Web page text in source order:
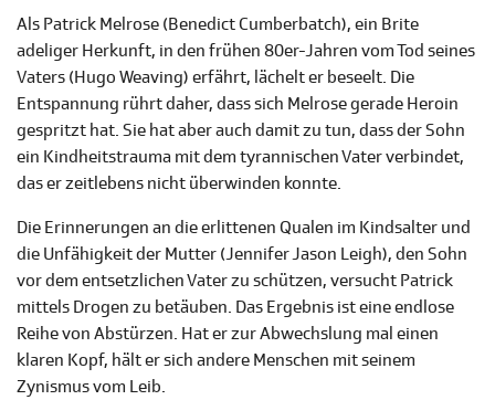
Als Patrick Melrose (Benedict Cumberbatch), ein Brite
adeliger Herkunft, in den frühen 80er-Jahren vom Tod seines
Vaters (Hugo Weaving) erfährt, lächelt er beseelt. Die
Entspannung rührt daher, dass sich Melrose gerade Heroin
gespritzt hat. Sie hat aber auch damit zu tun, dass der Sohn
ein Kindheitstrauma mit dem tyrannischen Vater verbindet,
das er zeitlebens nicht überwinden konnte.
Die Erinnerungen an die erlittenen Qualen im Kindsalter und
die Unfähigkeit der Mutter (Jennifer Jason Leigh), den Sohn
vor dem entsetzlichen Vater zu schützen, versucht Patrick
mittels Drogen zu betäuben. Das Ergebnis ist eine endlose
Reihe von Abstürzen. Hat er zur Abwechslung mal einen
klaren Kopf, hält er sich andere Menschen mit seinem
Zynismus vom Leib.